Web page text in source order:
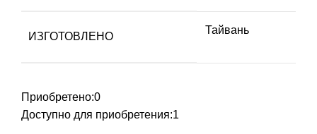
ИЗГОТОВЛЕНО
Тайвань
Приобретено:0
Доступно для приобретения:1